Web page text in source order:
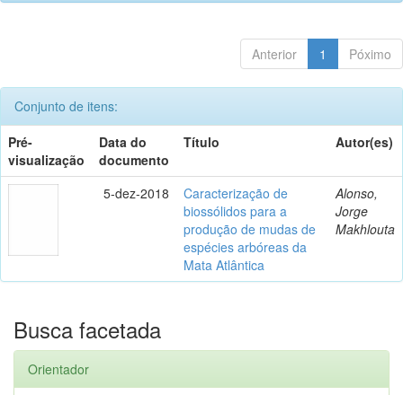
Anterior 1 Póximo
Conjunto de itens:
Pré-
visualização
Data do
documento
Título Autor(es)
5-dez-2018
Caracterização de
biossólidos para a
produção de mudas de
espécies arbóreas da
Mata Atlântica
Alonso,
Jorge
Makhlouta
Busca facetada
Orientador